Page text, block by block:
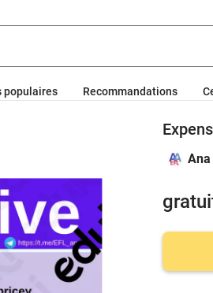
populaires Recommandations